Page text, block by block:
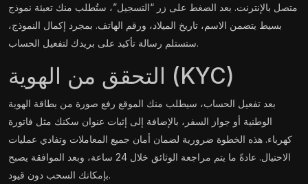
متصل بالإنترنت. بعد الضغط على زر “التسجيل”، ستُطلب منك تعبئة نموذج
بسيط يتضمن الاسم، تاريخ الميلاد، ورقم الهاتف. بمجرد إكمال النموذج،
ستستلم رسالة تأكيد على بريدك لتفعيل الحساب.
التحقق من الهوية (KYC)
بعد تفعيل الحساب، سيطلب منك الموقع رفع صورة من بطاقة الهوية
الوطنية أو جواز السفر، بالإضافة إلى إثبات عنوان سكنك مثل فاتورة
كهرباء. هذه الخطوة ضرورية لضمان أمان جميع المعاملات وتفادي عمليات
الاحتيال. عادةً ما يتم مراجعة الوثائق خلال 24 ساعة، وبعد الموافقة يصبح
بإمكانك السحب دون قيود.